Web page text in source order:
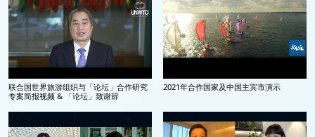
联合国世界旅游组织与「论坛」合作研究
专案简报视频 & 「论坛」致谢辞
2021年合作国家及中国主宾市演示